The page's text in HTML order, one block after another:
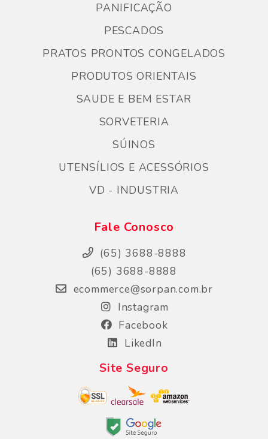
PANIFICAÇÃO
PESCADOS
PRATOS PRONTOS CONGELADOS
PRODUTOS ORIENTAIS
SAUDE E BEM ESTAR
SORVETERIA
SÚINOS
UTENSÍLIOS E ACESSÓRIOS
VD - INDUSTRIA
Fale Conosco
(65) 3688-8888
(65) 3688-8888
ecommerce@sorpan.com.br
Instagram
Facebook
LikedIn
Site Seguro